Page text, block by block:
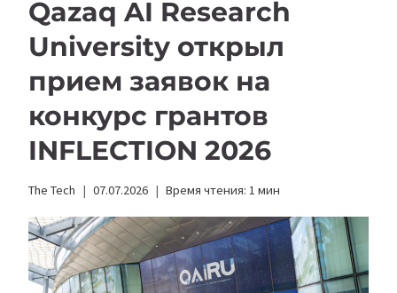
Qazaq AI Research
University открыл
прием заявок на
конкурс грантов
INFLECTION 2026
The Tech 07.07.2026 Время чтения: 1 мин